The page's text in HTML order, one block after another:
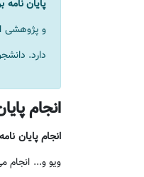
پایان نامه
و پژوهشی
دارد.
انجام
انجام پایان
ویو و... انجام